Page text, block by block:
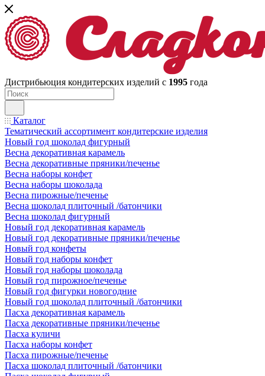
Дистрибьюция кондитерских изделий с 1995 года
Каталог
Тематический ассортимент кондитерские изделия
Новый год шоколад фигурный
Весна декоративная карамель
Весна декоративные пряники/печенье
Весна наборы конфет
Весна наборы шоколада
Весна пирожные/печенье
Весна шоколад плиточный /батончики
Весна шоколад фигурный
Новый год декоративная карамель
Новый год декоративные пряники/печенье
Новый год конфеты
Новый год наборы конфет
Новый год наборы шоколада
Новый год пирожное/печенье
Новый год фигурки новогодние
Новый год шоколад плиточный /батончики
Пасха декоративная карамель
Пасха декоративные пряники/печенье
Пасха куличи
Пасха наборы конфет
Пасха пирожные/печенье
Пасха шоколад плиточный /батончики